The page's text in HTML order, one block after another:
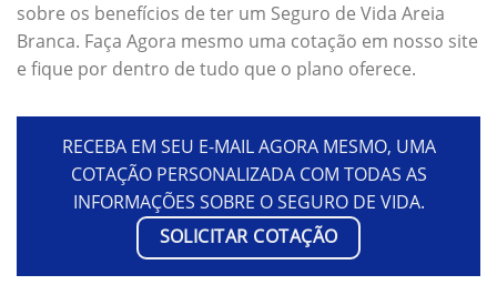
sobre os benefícios de ter um Seguro de Vida Areia
Branca. Faça Agora mesmo uma cotação em nosso site
e fique por dentro de tudo que o plano oferece.
RECEBA EM SEU E-MAIL AGORA MESMO, UMA
COTAÇÃO PERSONALIZADA COM TODAS AS
INFORMAÇÕES SOBRE O SEGURO DE VIDA.
SOLICITAR COTAÇÃO